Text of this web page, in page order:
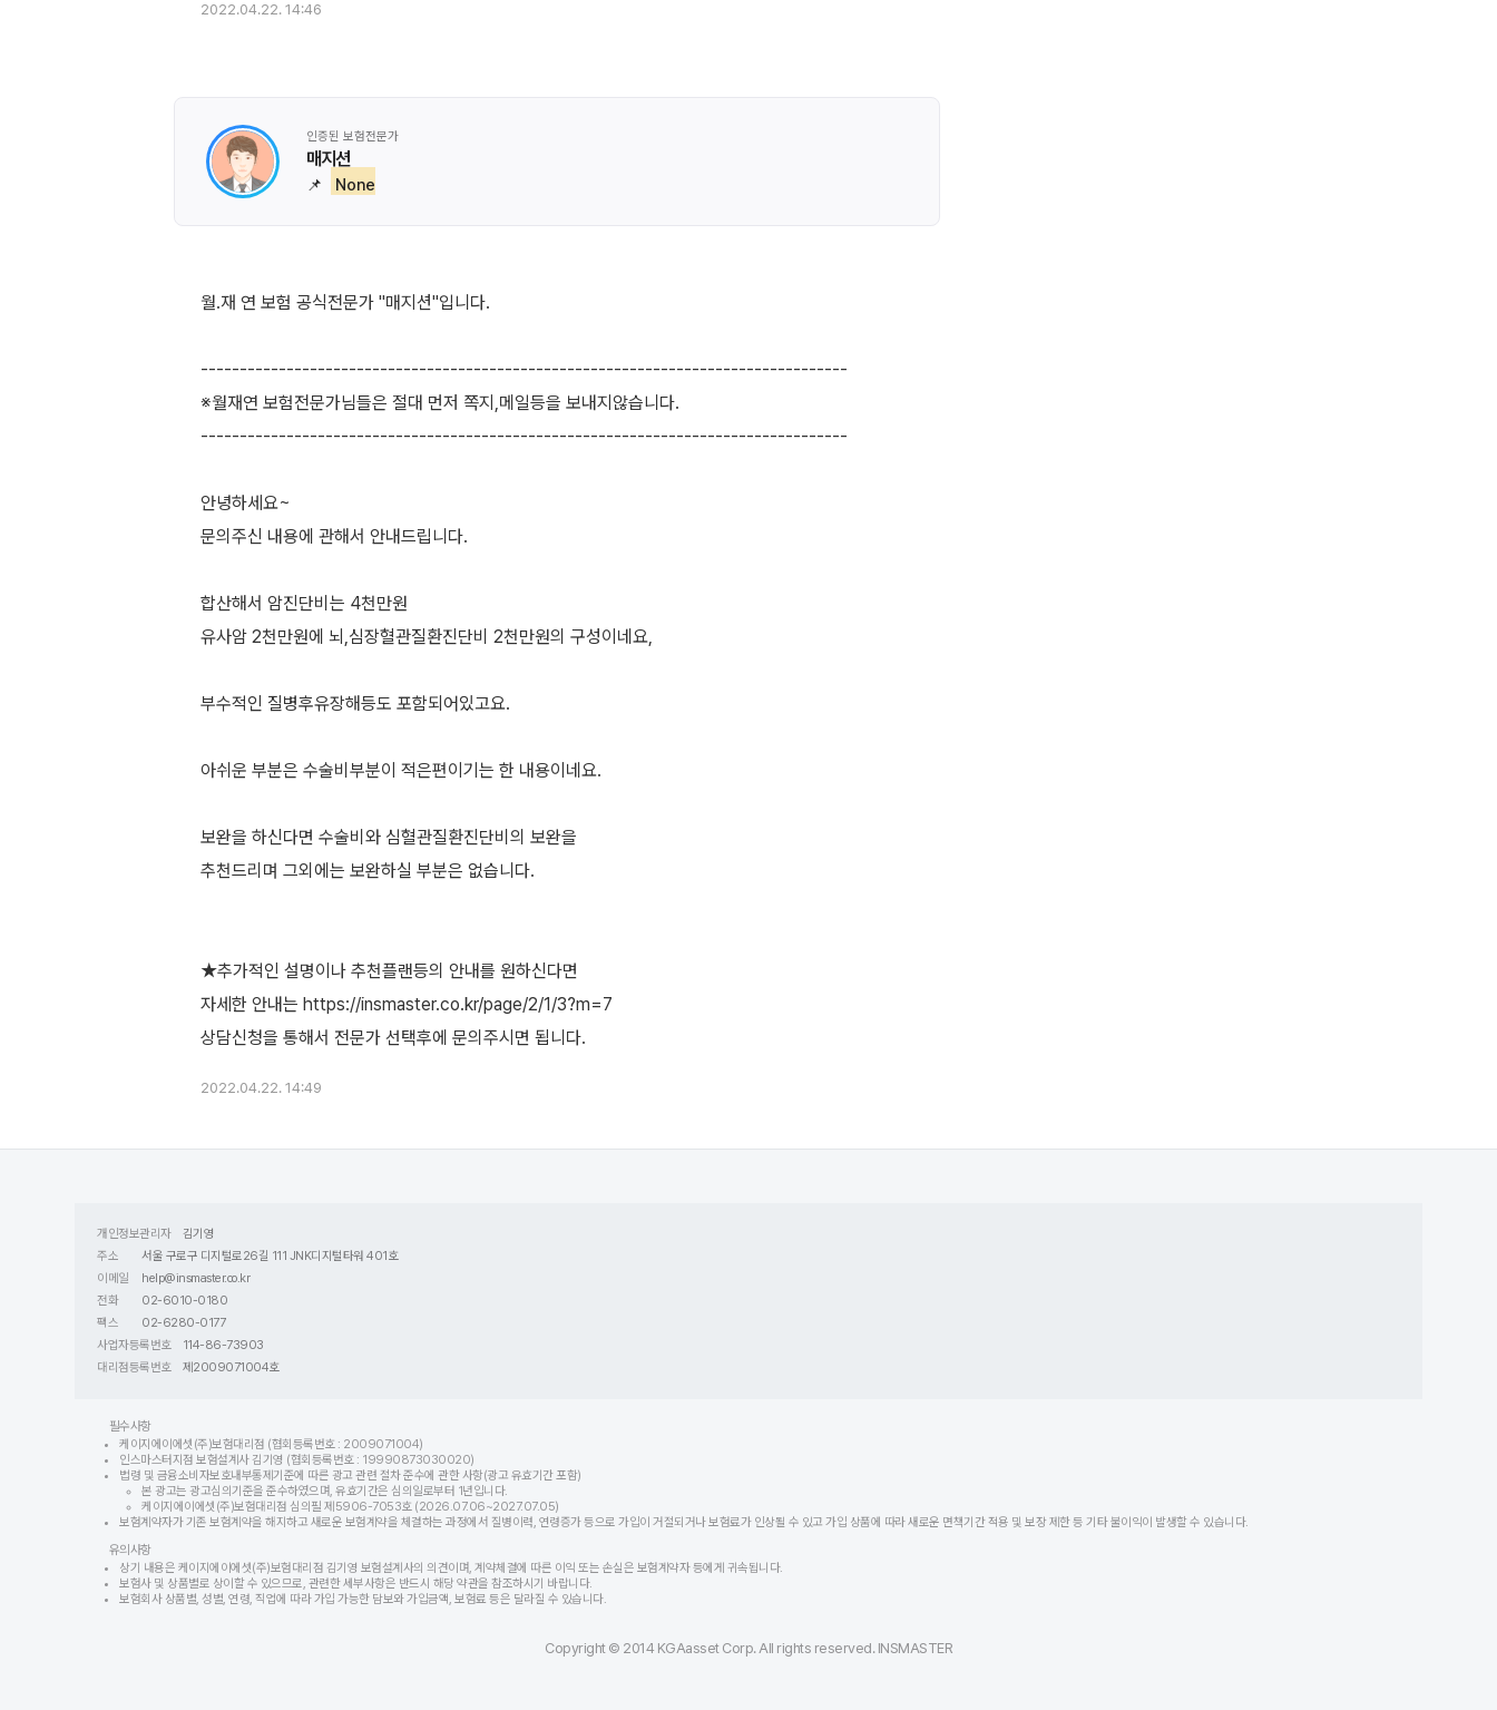
2022.04.22. 14:46
인증된 보험전문가
매지션
📌 None
월.재 연 보험 공식전문가 "매지션"입니다.
-----------------------------------------------------------------------------------
※월재연 보험전문가님들은 절대 먼저 쪽지,메일등을 보내지않습니다.
-----------------------------------------------------------------------------------
안녕하세요~
문의주신 내용에 관해서 안내드립니다.
합산해서 암진단비는 4천만원
유사암 2천만원에 뇌,심장혈관질환진단비 2천만원의 구성이네요,
부수적인 질병후유장해등도 포함되어있고요.
아쉬운 부분은 수술비부분이 적은편이기는 한 내용이네요.
보완을 하신다면 수술비와 심혈관질환진단비의 보완을
추천드리며 그외에는 보완하실 부분은 없습니다.
★추가적인 설명이나 추천플랜등의 안내를 원하신다면
자세한 안내는 https://insmaster.co.kr/page/2/1/3?m=7
2022.04.22. 14:49
개인정보관리자
김기영
주소
서울 구로구 디지털로26길 111 JNK디지털타워 401호
이메일
help@insmaster.co.kr
전화
02-6010-0180
팩스
02-6280-0177
사업자등록번호
114-86-73903
대리점등록번호
제2009071004호
필수사항
케이지에이에셋(주)보험대리점 (협회등록번호 : 2009071004)
인스마스터지점 보험설계사 김기영 (협회등록번호 : 19990873030020)
법령 및 금융소비자보호내부통제기준에 따른 광고 관련 절차 준수에 관한 사항(광고 유효기간 포함)
본 광고는 광고심의기준을 준수하였으며, 유효기간은 심의일로부터 1년입니다.
케이지에이에셋(주)보험대리점 심의필 제5906-7053호 (2026.07.06~2027.07.05)
보험계약자가 기존 보험계약을 해지하고 새로운 보험계약을 체결하는 과정에서 질병이력, 연령증가 등으로 가입이 거절되거나 보험료가 인상될 수 있고 가입 상품에 따라 새로운 면책기간 적용 및 보장 제한 등 기타 불이익이 발생할 수 있습니다.
유의사항
상기 내용은 케이지에이에셋(주)보험대리점 김기영 보험설계사의 의견이며, 계약체결에 따른 이익 또는 손실은 보험계약자 등에게 귀속됩니다.
보험사 및 상품별로 상이할 수 있으므로, 관련한 세부사항은 반드시 해당 약관을 참조하시기 바랍니다.
보험회사 상품별, 성별, 연령, 직업에 따라 가입 가능한 담보와 가입금액, 보험료 등은 달라질 수 있습니다.
Copyright © 2014 KGAasset Corp. All rights reserved. INSMASTER